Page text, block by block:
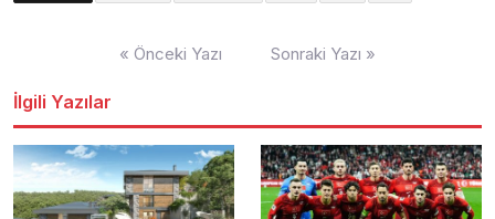
« Önceki Yazı Sonraki Yazı »
İlgili Yazılar